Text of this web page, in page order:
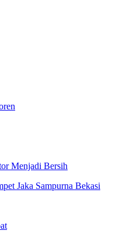
Menjadi Bersih
Jaka Sampurna Bekasi